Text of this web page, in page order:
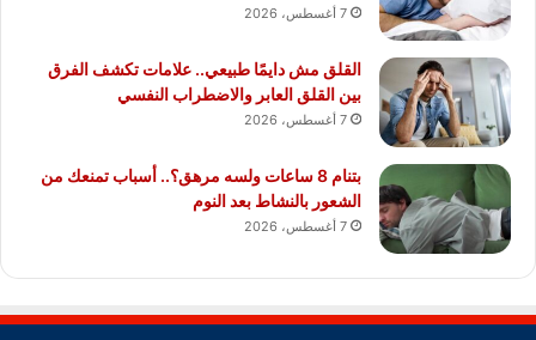
7 أغسطس، 2026
القلق مش دايمًا طبيعي.. علامات تكشف الفرق
بين القلق العابر والاضطراب النفسي
7 أغسطس، 2026
بتنام 8 ساعات ولسه مرهق؟.. أسباب تمنعك من
الشعور بالنشاط بعد النوم
7 أغسطس، 2026